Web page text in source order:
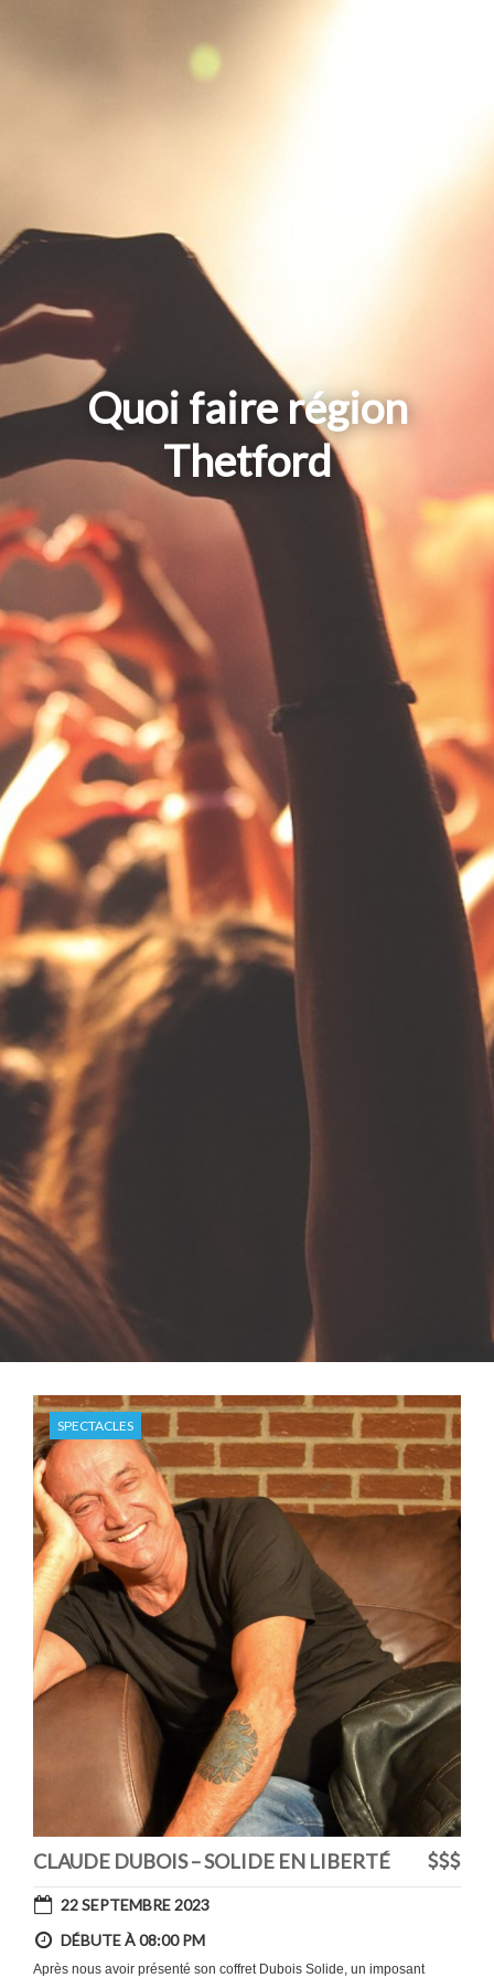
Quoi faire région
Thetford
SPECTACLES
CLAUDE DUBOIS – SOLIDE EN LIBERTÉ
22 SEPTEMBRE 2023
DÉBUTE À 08:00 PM
Après nous avoir présenté son coffret Dubois Solide, un imposant